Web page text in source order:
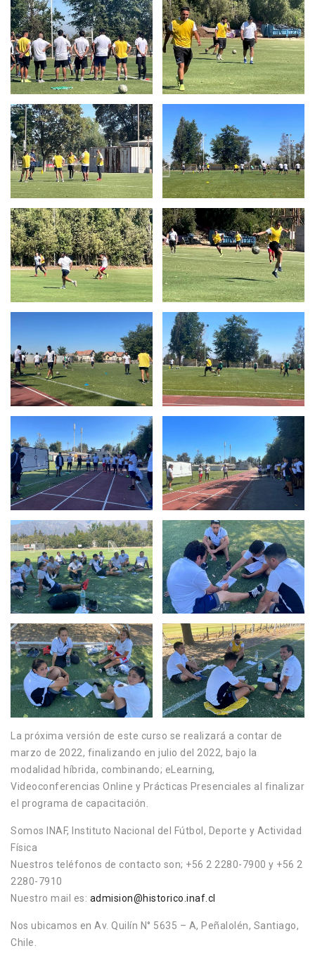
La próxima versión de este curso se realizará a contar de
marzo de 2022, finalizando en julio del 2022, bajo la
modalidad híbrida, combinando; eLearning,
Videoconferencias Online y Prácticas Presenciales al finalizar
el programa de capacitación.
Somos INAF, Instituto Nacional del Fútbol, Deporte y Actividad
Física
Nuestros teléfonos de contacto son; +56 2 2280-7900 y +56 2
2280-7910
Nuestro mail es: admision@historico.inaf.cl
Nos ubicamos en Av. Quilín N° 5635 – A, Peñalolén, Santiago,
Chile.